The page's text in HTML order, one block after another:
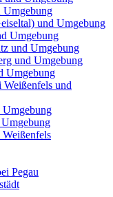
und Umgebung
Umgebung
und Umgebung
und Umgebung
Umgebung
und
Pegau